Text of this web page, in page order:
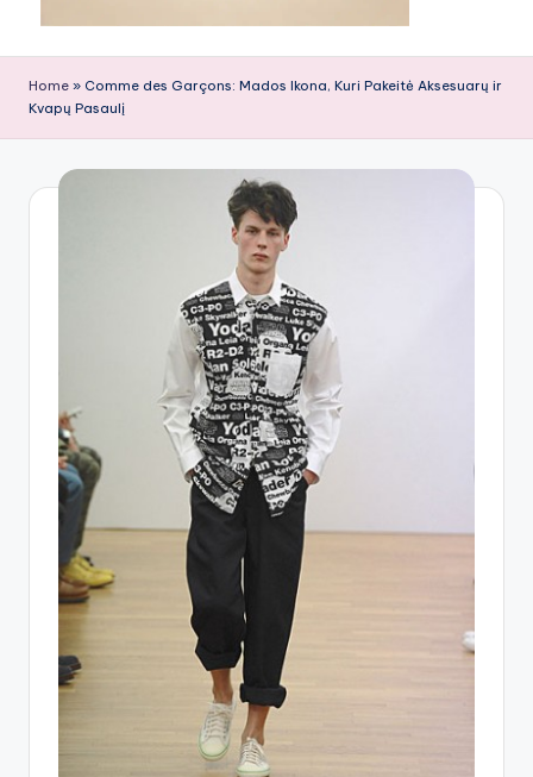
Home » Comme des Garçons: Mados Ikona, Kuri Pakeitė Aksesuarų ir
Kvapų Pasaulį